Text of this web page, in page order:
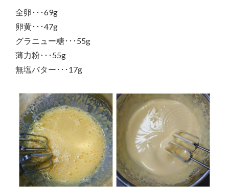
全卵･･･69g
卵黄･･･47g
グラニュー糖･･･55g
薄力粉･･･55g
無塩バター･･･17g